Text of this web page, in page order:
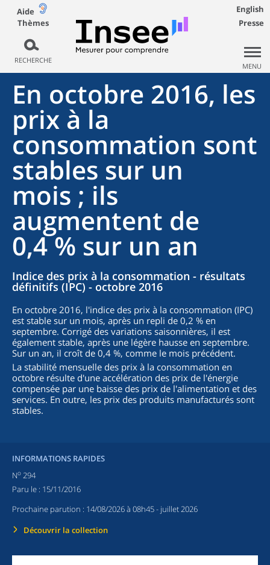
Aide
Thèmes
RECHERCHE
English
Presse
MENU
En octobre 2016, les
prix à la
consommation sont
stables sur un
mois ; ils
augmentent de
0,4 % sur un an
Indice des prix à la consommation - résultats
définitifs (IPC) - octobre 2016
En octobre 2016, l'indice des prix à la consommation (IPC)
est stable sur un mois, après un repli de 0,2 % en
septembre. Corrigé des variations saisonnières, il est
également stable, après une légère hausse en septembre.
Sur un an, il croît de 0,4 %, comme le mois précédent.
La stabilité mensuelle des prix à la consommation en
octobre résulte d'une accélération des prix de l'énergie
compensée par une baisse des prix de l'alimentation et des
services. En outre, les prix des produits manufacturés sont
stables.
INFORMATIONS RAPIDES
No 294
Paru le : 15/11/2016
Prochaine parution : 14/08/2026 à 08h45- juillet 2026
Découvrir la collection